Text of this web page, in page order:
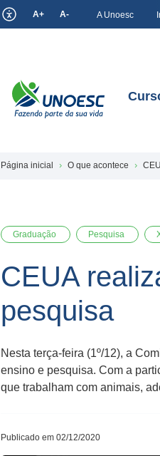
A+ A- A Unoesc
Página inicial O que acontece
Graduação Pesquisa
CEUA
pesquisa
Nesta terça-feira (1º/12), a
ensino e pesquisa. Com a
que trabalham com animais,
Publicado em 02/12/2020